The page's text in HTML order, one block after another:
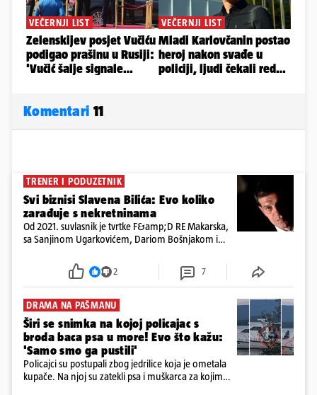
Komentari 11
TRENER I PODUZETNIK
Svi biznisi Slavena Bilića: Evo koliko
zarađuje s nekretninama
Od 2021. suvlasnik je tvrtke F&amp;D RE Makarska,
sa Sanjinom Ugarkovićem, Dariom Bošnjakom i
poslovanje nekretninama, a od osnutka nema
2 7
DRAMA NA PAŠMANU
Širi se snimka na kojoj policajac s
broda baca psa u more! Evo što kažu:
'Samo smo ga pustili'
Policajci su postupali zbog jedrilice koja je ometala
kupače. Na njoj su zatekli psa i muškarca za kojim